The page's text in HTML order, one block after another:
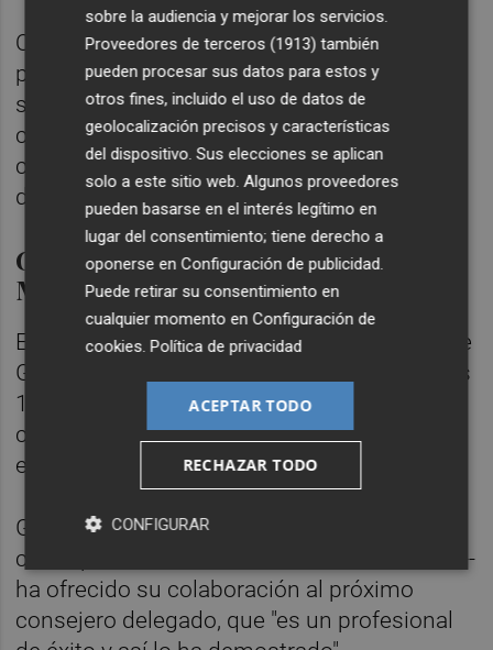
Oliu ha elogiado también a Jaime Guardiola,
porque desde su incorporación (2007) ha
sido "fundamental" para el crecimiento y
consolidación del banco, que ha
considerado una de las mejores franquicias
de España.
Guardiola presidirá Sabadell
México
El propio consejero delegado saliente, Jaime
Guardiola, se ha mostrado satisfecho de sus
13 años trabajando para "impulsar el
crecimiento del banco y colaborar con un
equipo comprometido".
Guardiola --que seguirá vinculado al banco
como presidente de Banco Sabadell México--
ha ofrecido su colaboración al próximo
consejero delegado, que "es un profesional
sobre la audiencia y mejorar los servicios.
Proveedores de terceros (1913) también
pueden procesar sus datos para estos y
otros fines, incluido el uso de datos de
geolocalización precisos y características
del dispositivo. Sus elecciones se aplican
solo a este sitio web. Algunos proveedores
pueden basarse en el interés legítimo en
lugar del consentimiento; tiene derecho a
oponerse enConfiguración de publicidad
Puede retirar su consentimiento en
cualquier momento enConfiguración de
cookies .Política de privacidad
ACEPTAR TODO
RECHAZAR TODO
CONFIGURAR